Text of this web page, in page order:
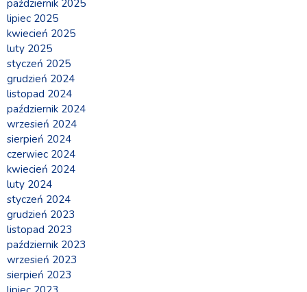
październik 2025
lipiec 2025
kwiecień 2025
luty 2025
styczeń 2025
grudzień 2024
listopad 2024
październik 2024
wrzesień 2024
sierpień 2024
czerwiec 2024
kwiecień 2024
luty 2024
styczeń 2024
grudzień 2023
listopad 2023
październik 2023
wrzesień 2023
sierpień 2023